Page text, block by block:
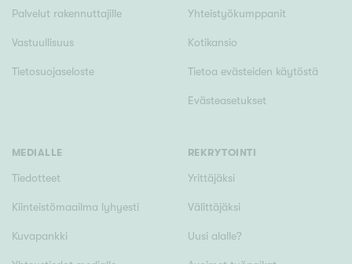
Palvelut rakennuttajille
Vastuullisuus
Tietosuojaseloste
Yhteistyökumppanit
Kotikansio
Tietoa evästeiden käytöstä
Evästeasetukset
MEDIALLE
Tiedotteet
Kiinteistömaailma lyhyesti
Kuvapankki
REKRYTOINTI
Yrittäjäksi
Välittäjäksi
Uusi alalle?